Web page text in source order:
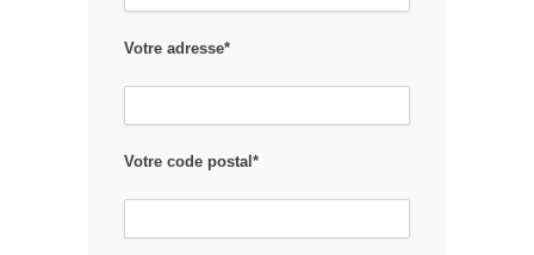
Votre adresse*
Votre code postal*